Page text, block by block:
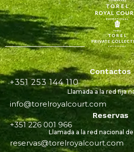
Contactos
+351 253 144 110
Llamada a la red fija
info@torelroyalcourt.com
Reservas
+351 226 001 966
Llamada a la red nacional
reservas@torelroyalcourt.com